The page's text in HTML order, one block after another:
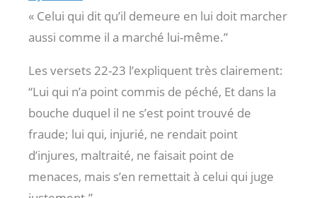
« Celui qui dit qu’il demeure en lui doit marcher
aussi comme il a marché lui-même.”
Les versets 22-23 l’expliquent très clairement:
“Lui qui n’a point commis de péché, Et dans la
bouche duquel il ne s’est point trouvé de
fraude; lui qui, injurié, ne rendait point
d’injures, maltraité, ne faisait point de
menaces, mais s’en remettait à celui qui juge